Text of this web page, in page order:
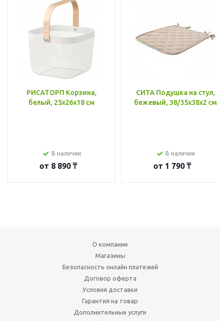
РИСАТОРП Корзина,
белый, 25x26x18 см
В наличии
от 8 890 ₸
СИТА Подушка на стул,
бежевый, 38/35x38x2 см
В наличии
от 1 790 ₸
О компании
Магазины
Безопасность онлайн платежей
Договор оферта
Условия доставки
Гарантия на товар
Дополнительные услуги